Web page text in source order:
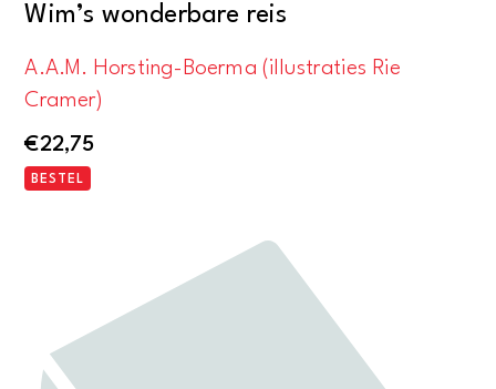
Wim’s wonderbare reis
A.A.M. Horsting-Boerma (illustraties Rie
Cramer)
€22,75
BESTEL